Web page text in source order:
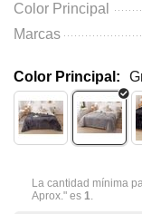
Color Principal
Marcas
Color Principal:
La cantidad mínima
Aprox." es 1.